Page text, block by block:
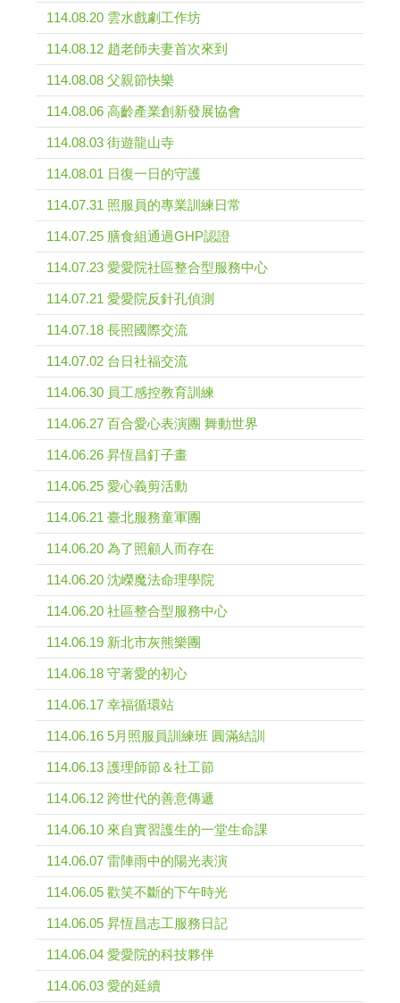
114.08.20 雲水戲劇工作坊
114.08.12 趙老師夫妻首次來到
114.08.08 父親節快樂
114.08.06 高齡產業創新發展協會
114.08.03 街遊龍山寺
114.08.01 日復一日的守護
114.07.31 照服員的專業訓練日常
114.07.25 膳食組通過GHP認證
114.07.23 愛愛院社區整合型服務中心
114.07.21 愛愛院反針孔偵測
114.07.18 長照國際交流
114.07.02 台日社福交流
114.06.30 員工感控教育訓練
114.06.27 百合愛心表演團 舞動世界
114.06.26 昇恆昌釘子畫
114.06.25 愛心義剪活動
114.06.21 臺北服務童軍團
114.06.20 為了照顧人而存在
114.06.20 沈嶸魔法命理學院
114.06.20 社區整合型服務中心
114.06.19 新北市灰熊樂團
114.06.18 守著愛的初心
114.06.17 幸福循環站
114.06.16 5月照服員訓練班 圓滿結訓
114.06.13 護理師節＆社工節
114.06.12 跨世代的善意傳遞
114.06.10 來自實習護生的一堂生命課
114.06.07 雷陣雨中的陽光表演
114.06.05 歡笑不斷的下午時光
114.06.05 昇恆昌志工服務日記
114.06.04 愛愛院的科技夥伴
114.06.03 愛的延續